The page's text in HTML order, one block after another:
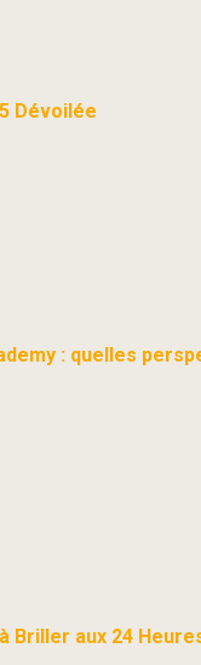
Dévoilée
: quelles
Briller aux 24